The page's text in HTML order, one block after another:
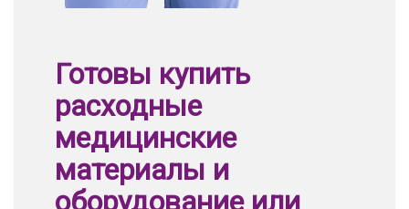
Готовы купить
расходные
медицинские
материалы и
оборудование или